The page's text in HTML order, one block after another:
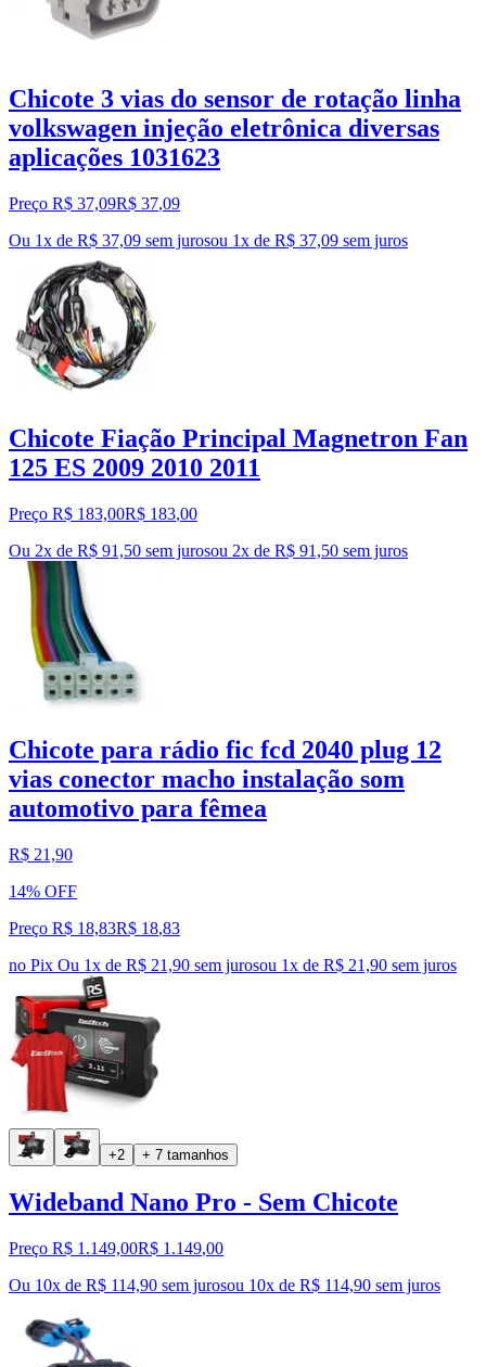
Chicote 3 vias do sensor de rotação linha
volkswagen injeção eletrônica diversas
aplicações 1031623
Preço R$ 37,09R$ 37,09
Ou 1x de R$ 37,09 sem jurosou 1x de R$ 37,09 sem juros
Chicote Fiação Principal Magnetron Fan
125 ES 2009 2010 2011
Preço R$ 183,00R$ 183,00
Ou 2x de R$ 91,50 sem jurosou 2x de R$ 91,50 sem juros
Chicote para rádio fic fcd 2040 plug 12
vias conector macho instalação som
automotivo para fêmea
R$ 21,90
14% OFF
Preço R$ 18,83R$ 18,83
no Pix Ou 1x de R$ 21,90 sem jurosou 1x de R$ 21,90 sem juros
+2 + 7 tamanhos
Wideband Nano Pro - Sem Chicote
Preço R$ 1.149,00R$ 1.149,00
Ou 10x de R$ 114,90 sem jurosou 10x de R$ 114,90 sem juros